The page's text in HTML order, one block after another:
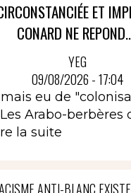
ET
CONARD NE
YEG
09/08/2026 - 17:04
eu de
Arabo-berbères
la suite
ANTI-BLANC